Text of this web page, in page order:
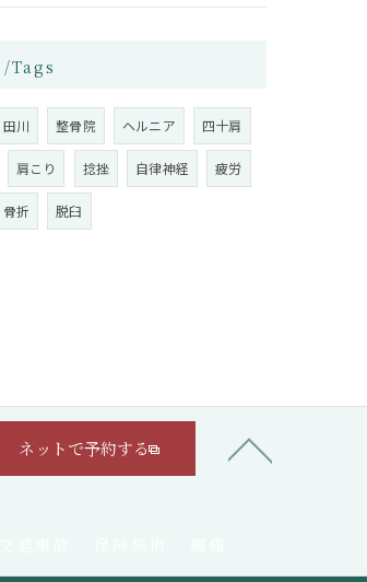
Tags
田川 整骨院 ヘルニア 四十肩
肩こり 捻挫 自律神経 疲労
骨折 脱臼
ネットで予約する